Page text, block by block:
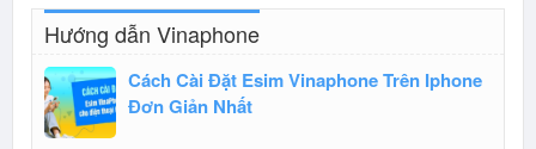
Hướng dẫn Vinaphone
Cách Cài Đặt Esim Vinaphone Trên Iphone
Đơn Giản Nhất